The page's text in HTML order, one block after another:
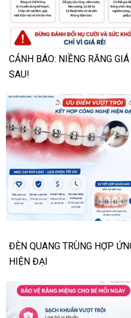
CẢNH BÁO: NIỀNG RĂNG
SAU!
ĐÈN QUANG TRÙNG HỢP
HIỆN ĐẠI